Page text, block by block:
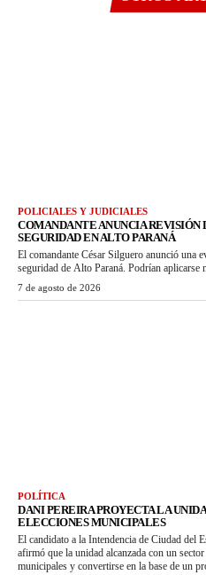
POLICIALES Y JUDICIALES
COMANDANTE ANUNCIA REVISIÓN
SEGURIDAD EN ALTO PARANÁ
El comandante César Silguero anunció una
seguridad de Alto Paraná. Podrían aplicarse
7 de agosto de 2026
POLÍTICA
DANI PEREIRA PROYECTA LA
ELECCIONES MUNICIPALES
El candidato a la Intendencia de Ciudad del
afirmó que la unidad alcanzada con un
municipales y convertirse en la base de un